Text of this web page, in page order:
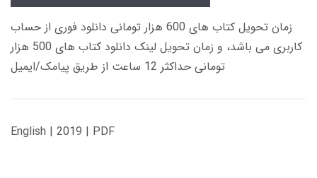
زمان تحویل کتاب های 600 هزار تومانی دانلود فوری از حساب
کاربری می باشد، و زمان تحویل لینک دانلود کتاب های 500 هزار
تومانی حداکثر 12 ساعت از طریق پیامک/ایمیل
English | 2019 | PDF